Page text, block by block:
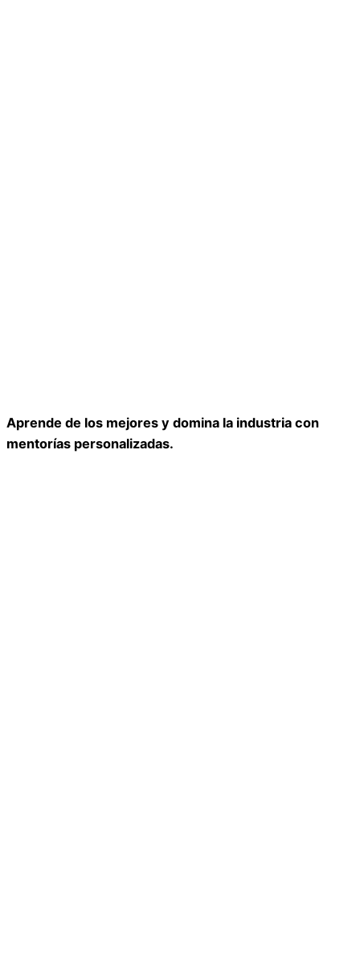
Aprende de los mejores y domina la industria con
mentorías personalizadas.